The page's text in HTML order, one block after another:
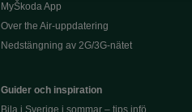
MyŠkoda App
Over the Air-uppdatering
Nedstängning av 2G/3G-nätet
Guider och inspiration
Bila i Sverige i sommar – tips infö